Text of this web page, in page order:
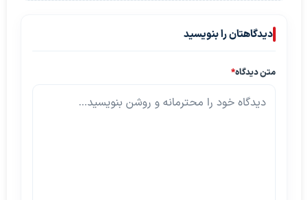
دیدگاهتان را بنویسید
متن دیدگاه*